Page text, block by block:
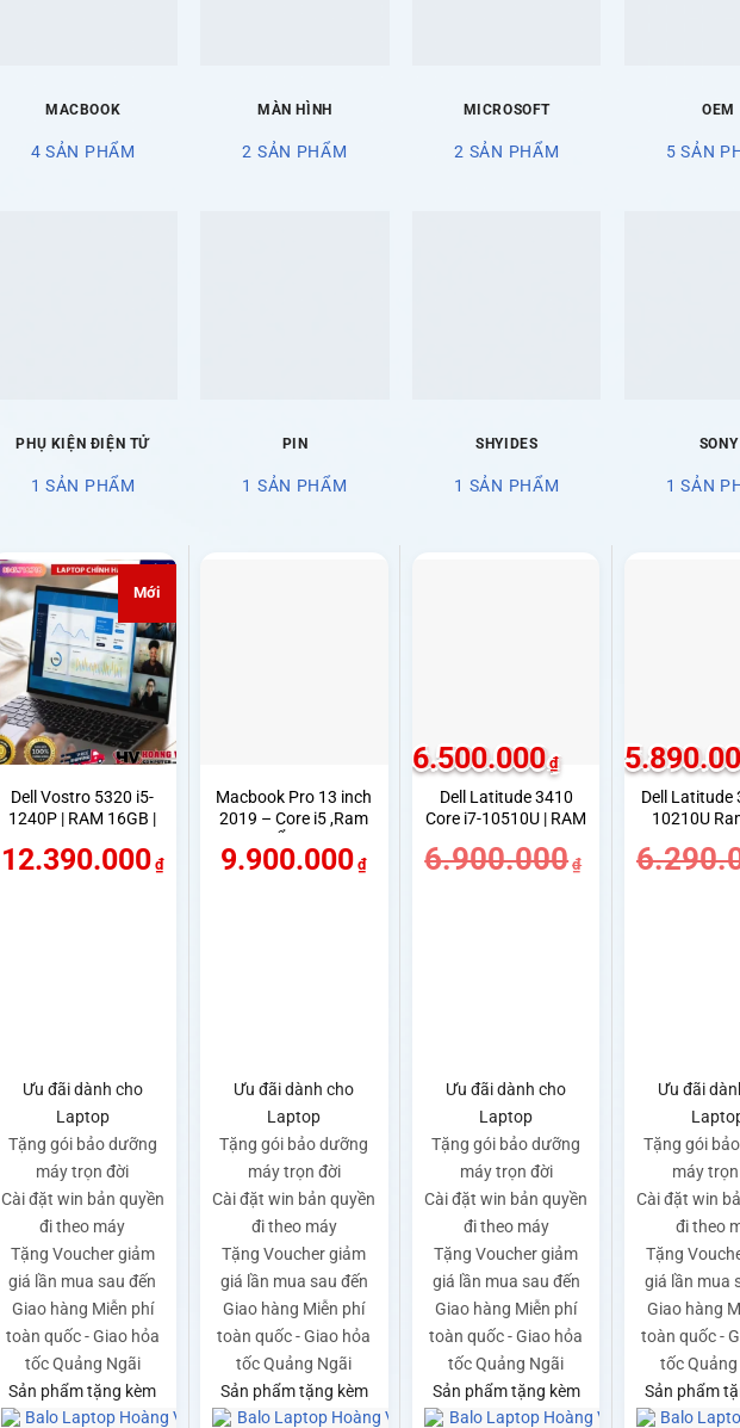
MACBOOK
4 SẢN PHẨM
MÀN HÌNH
2 SẢN PHẨM
MICROSOFT
2 SẢN PHẨM
OEM
5 SẢN
PHỤ KIỆN ĐIỆN TỬ
1 SẢN PHẨM
PIN
1 SẢN PHẨM
SHYIDES
1 SẢN PHẨM
SONY
1 SẢN
Mới
Dell Vostro 5320 i5-
1240P | RAM 16GB |
13.3 inch QHD+
12.390.000 ₫
Ưu đãi dành cho
Laptop
Tặng gói bảo dưỡng
máy trọn đời
Cài đặt win bản quyền
đi theo máy
Tặng Voucher giảm
giá lần mua sau đến
Giao hàng Miễn phí
toàn quốc - Giao hỏa
tốc Quảng Ngãi
Sản phẩm tặng kèm
Macbook Pro 13 inch
2019 – Core i5 ,Ram
256GB, Màn hình
9.900.000 ₫
Ưu đãi dành cho
Laptop
Tặng gói bảo dưỡng
máy trọn đời
Cài đặt win bản quyền
đi theo máy
Tặng Voucher giảm
giá lần mua sau đến
Giao hàng Miễn phí
toàn quốc - Giao hỏa
tốc Quảng Ngãi
Sản phẩm tặng kèm
Dell Latitude 3410
Core i7-10510U | RAM
Màn Hình 14 Inch
6.900.000 ₫
6.500.000 ₫
Ưu đãi dành cho
Laptop
Tặng gói bảo dưỡng
máy trọn đời
Cài đặt win bản quyền
đi theo máy
Tặng Voucher giảm
giá lần mua sau đến
Giao hàng Miễn phí
toàn quốc - Giao hỏa
tốc Quảng Ngãi
Sản phẩm tặng kèm
Dell Latitude
10210U
14.0 inch
Ưu đãi
Tặng gói
máy
Cài đặt win
đi theo
Tặng
giá lần mua
Giao hàng
toàn quốc -
tốc
Sản phẩm